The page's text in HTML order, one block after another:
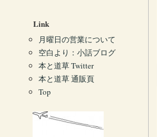
Link
月曜日の営業について
空白より：小話ブログ
本と道草 Twitter
本と道草 通販頁
Top